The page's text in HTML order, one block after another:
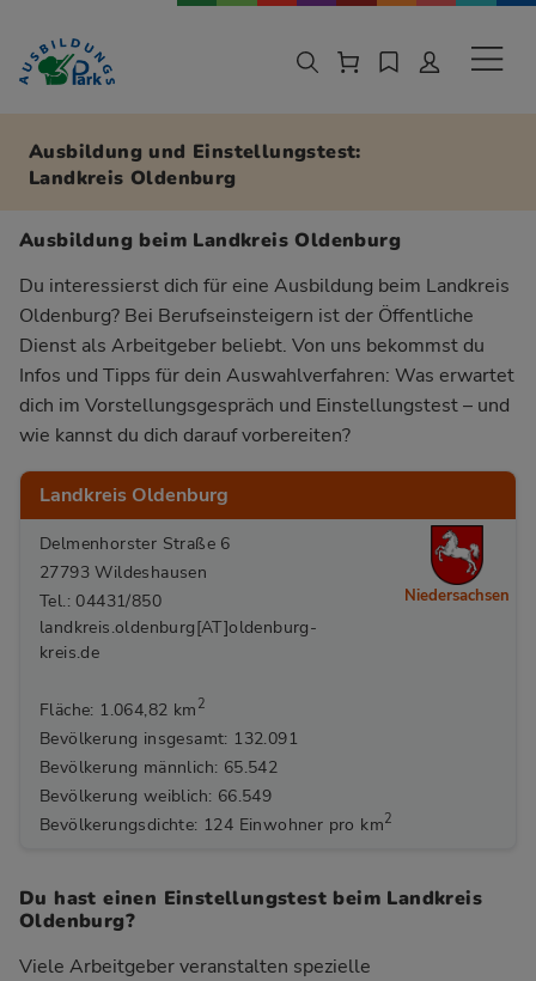
Zur Navigation springen
Zu den Hauptinhalten springen
Ausbildung und Einstellungstest:
Landkreis Oldenburg
Ausbildung beim Landkreis Oldenburg
Du interessierst dich für eine Ausbildung beim Landkreis
Oldenburg? Bei Berufseinsteigern ist der Öffentliche
Dienst als Arbeitgeber beliebt. Von uns bekommst du
Infos und Tipps für dein Auswahlverfahren: Was erwartet
dich im Vorstellungsgespräch und Einstellungstest – und
wie kannst du dich darauf vorbereiten?
Landkreis Oldenburg
Delmenhorster Straße 6
27793 Wildeshausen
Tel.: 04431/850
landkreis.oldenburg[AT]oldenburg-
kreis.de
Fläche: 1.064,82 km 2
Bevölkerung insgesamt: 132.091
Bevölkerung männlich: 65.542
Bevölkerung weiblich: 66.549
Bevölkerungsdichte: 124 Einwohner pro km2
Niedersachsen
Du hast einen Einstellungstest beim Landkreis
Oldenburg?
Viele Arbeitgeber veranstalten spezielle